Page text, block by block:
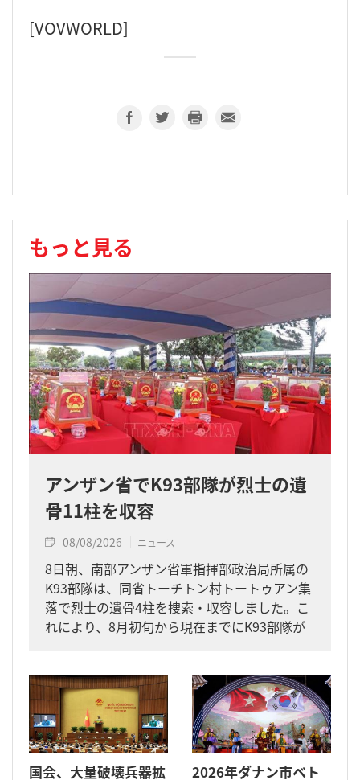
[VOVWORLD]
もっと見る
アンザン省でK93部隊が烈士の遺
骨11柱を収容
08/08/2026 ニュース
8日朝、南部アンザン省軍指揮部政治局所属の
K93部隊は、同省トーチトン村トートゥアン集
落で烈士の遺骨4柱を捜索・収容しました。こ
れにより、8月初旬から現在までにK93部隊が
国会、大量破壊兵器拡 2026年ダナン市ベト